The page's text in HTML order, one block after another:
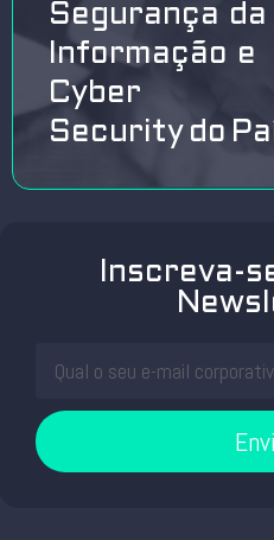
Segurança da
Informação e
Cyber
Security do
Inscreva-